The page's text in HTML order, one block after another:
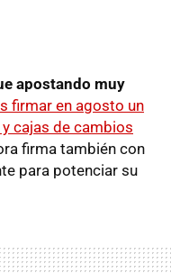
apostando muy
firmar en agosto un
cajas de cambios
firma también con
para potenciar su